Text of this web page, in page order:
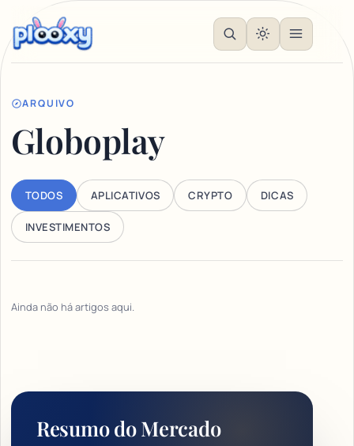
ARQUIVO
Globoplay
TODOS APLICATIVOS CRYPTO DICAS
INVESTIMENTOS
Ainda não há artigos aqui.
Resumo do Mercado